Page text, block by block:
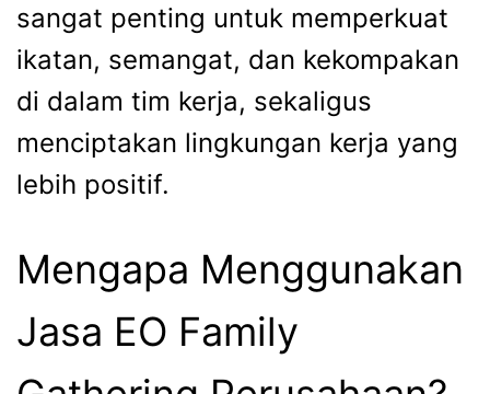
sangat penting untuk memperkuat
ikatan, semangat, dan kekompakan
di dalam tim kerja, sekaligus
menciptakan lingkungan kerja yang
lebih positif.
Mengapa Menggunakan
Jasa EO Family